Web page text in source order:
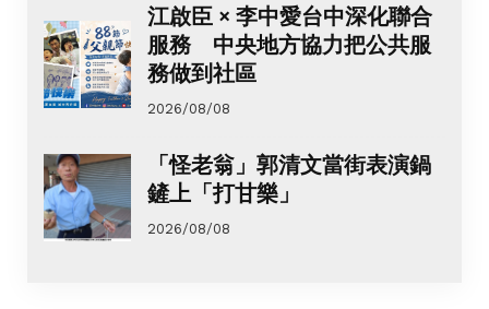
江啟臣 × 李中愛台中深化聯合
服務 中央地方協力把公共服
務做到社區
2026/08/08
「怪老翁」郭清文當街表演鍋
鏟上「打甘樂」
2026/08/08